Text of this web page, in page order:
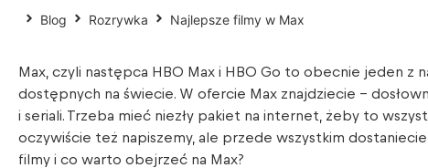
Blog Rozrywka Najlepsze filmy w Max
Max, czyli następca HBO Max i HBO Go to obecnie jeden z
dostępnych na świecie. W ofercie Max znajdziecie –
i seriali. Trzeba mieć niezły pakiet na internet, żeby to
oczywiście też napiszemy, ale przede wszystkim
filmy i co warto obejrzeć na Max?